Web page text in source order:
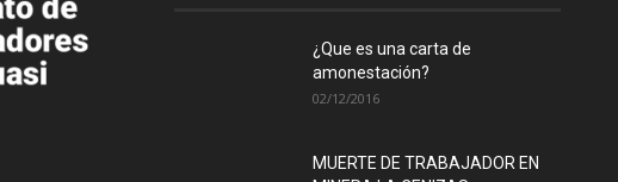
¿Que es una carta de
amonestación?
02/12/2016
MUERTE DE TRABAJADOR EN